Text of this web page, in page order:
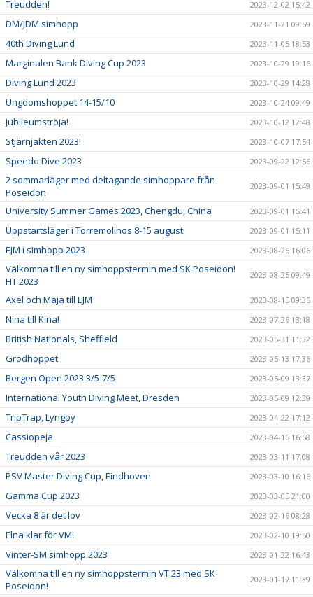
Treudden! 2023-12-02 15:42
DM/JDM simhopp 2023-11-21 09:59
40th Diving Lund 2023-11-05 18:53
Marginalen Bank Diving Cup 2023 2023-10-29 19:16
Diving Lund 2023 2023-10-29 14:28
Ungdomshoppet 14-15/10 2023-10-24 09:49
Jubileumströja! 2023-10-12 12:48
Stjärnjakten 2023! 2023-10-07 17:54
Speedo Dive 2023 2023-09-22 12:56
2 sommarläger med deltagande simhoppare från
Poseidon
2023-09-01 15:49
University Summer Games 2023, Chengdu, China 2023-09-01 15:41
Uppstartsläger i Torremolinos 8-15 augusti 2023-09-01 15:11
EJM i simhopp 2023 2023-08-26 16:06
Välkomna till en ny simhoppstermin med SK Poseidon!
HT 2023
2023-08-25 09:49
Axel och Maja till EJM 2023-08-15 09:36
Nina till Kina! 2023-07-26 13:18
British Nationals, Sheffield 2023-05-31 11:32
Grodhoppet 2023-05-13 17:36
Bergen Open 2023 3/5-7/5 2023-05-09 13:37
International Youth Diving Meet, Dresden 2023-05-09 12:39
TripTrap, Lyngby 2023-04-22 17:12
Cassiopeja 2023-04-15 16:58
Treudden vår 2023 2023-03-11 17:08
PSV Master Diving Cup, Eindhoven 2023-03-10 16:16
Gamma Cup 2023 2023-03-05 21:00
Vecka 8 är det lov 2023-02-16 08:28
Elna klar för VM! 2023-02-10 19:50
Vinter-SM simhopp 2023 2023-01-22 16:43
Välkomna till en ny simhoppstermin VT 23 med SK
Poseidon!
2023-01-17 11:39